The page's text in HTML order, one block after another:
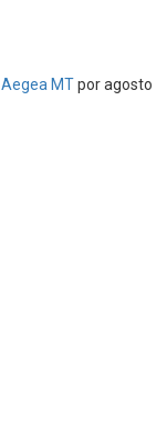
Aegea MTpor agosto